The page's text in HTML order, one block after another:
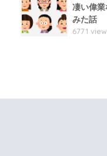
凄い偉
みた話
6771